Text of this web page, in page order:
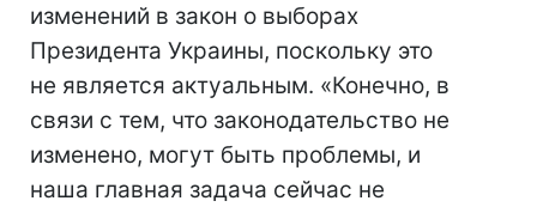
изменений в закон о выборах
Президента Украины, поскольку это
не является актуальным. «Конечно, в
связи с тем, что законодательство не
изменено, могут быть проблемы, и
наша главная задача сейчас не